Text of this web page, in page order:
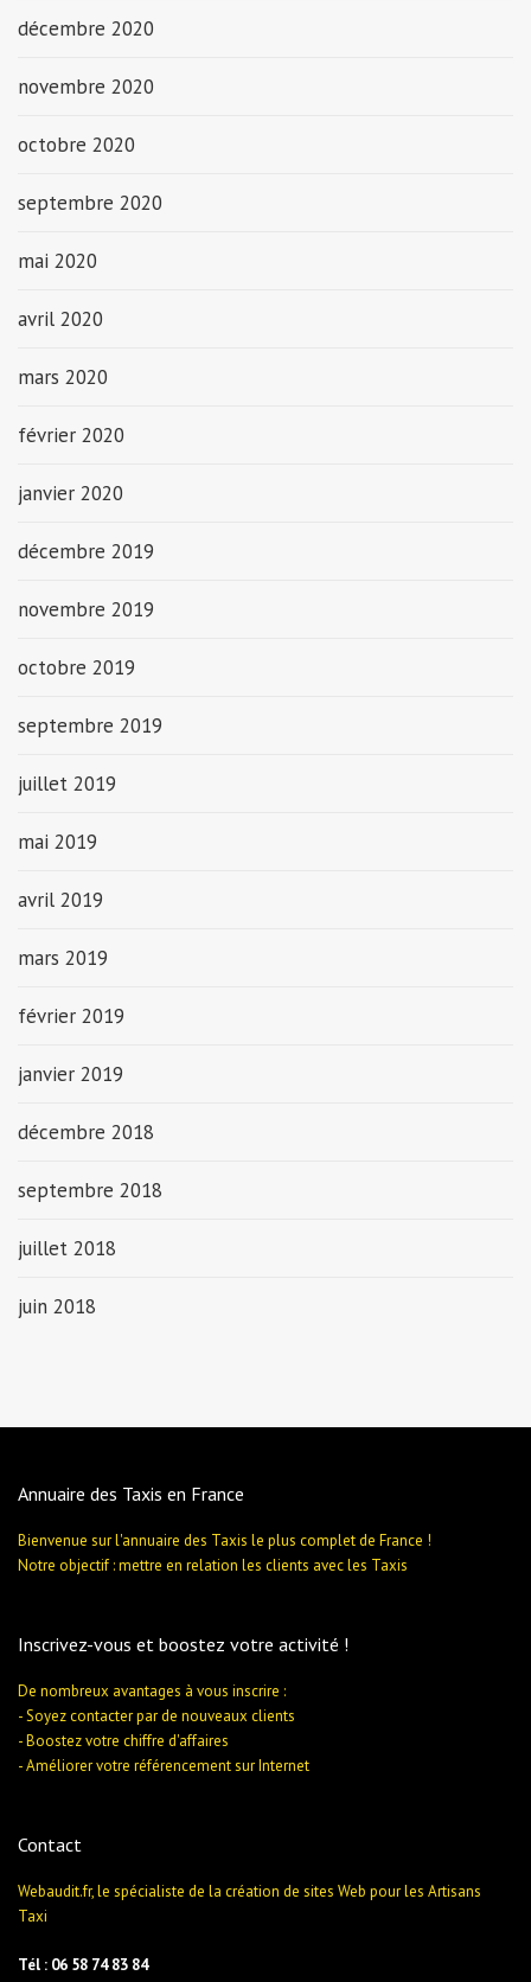
décembre 2020
novembre 2020
octobre 2020
septembre 2020
mai 2020
avril 2020
mars 2020
février 2020
janvier 2020
décembre 2019
novembre 2019
octobre 2019
septembre 2019
juillet 2019
mai 2019
avril 2019
mars 2019
février 2019
janvier 2019
décembre 2018
septembre 2018
juillet 2018
juin 2018
Annuaire des Taxis en France
Bienvenue sur l'annuaire des Taxis le plus complet de France !
Notre objectif : mettre en relation les clients avec les Taxis
Inscrivez-vous et boostez votre activité !
De nombreux avantages à vous inscrire :
- Soyez contacter par de nouveaux clients
- Boostez votre chiffre d'affaires
- Améliorer votre référencement sur Internet
Contact
Webaudit.fr, le spécialiste de la création de sites Web pour les Artisans
Taxi
Tél : 06 58 74 83 84